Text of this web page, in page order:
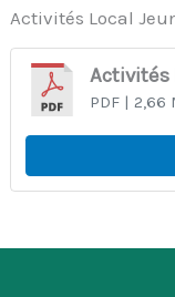
Activités Local
Activités
PDF| 2,66